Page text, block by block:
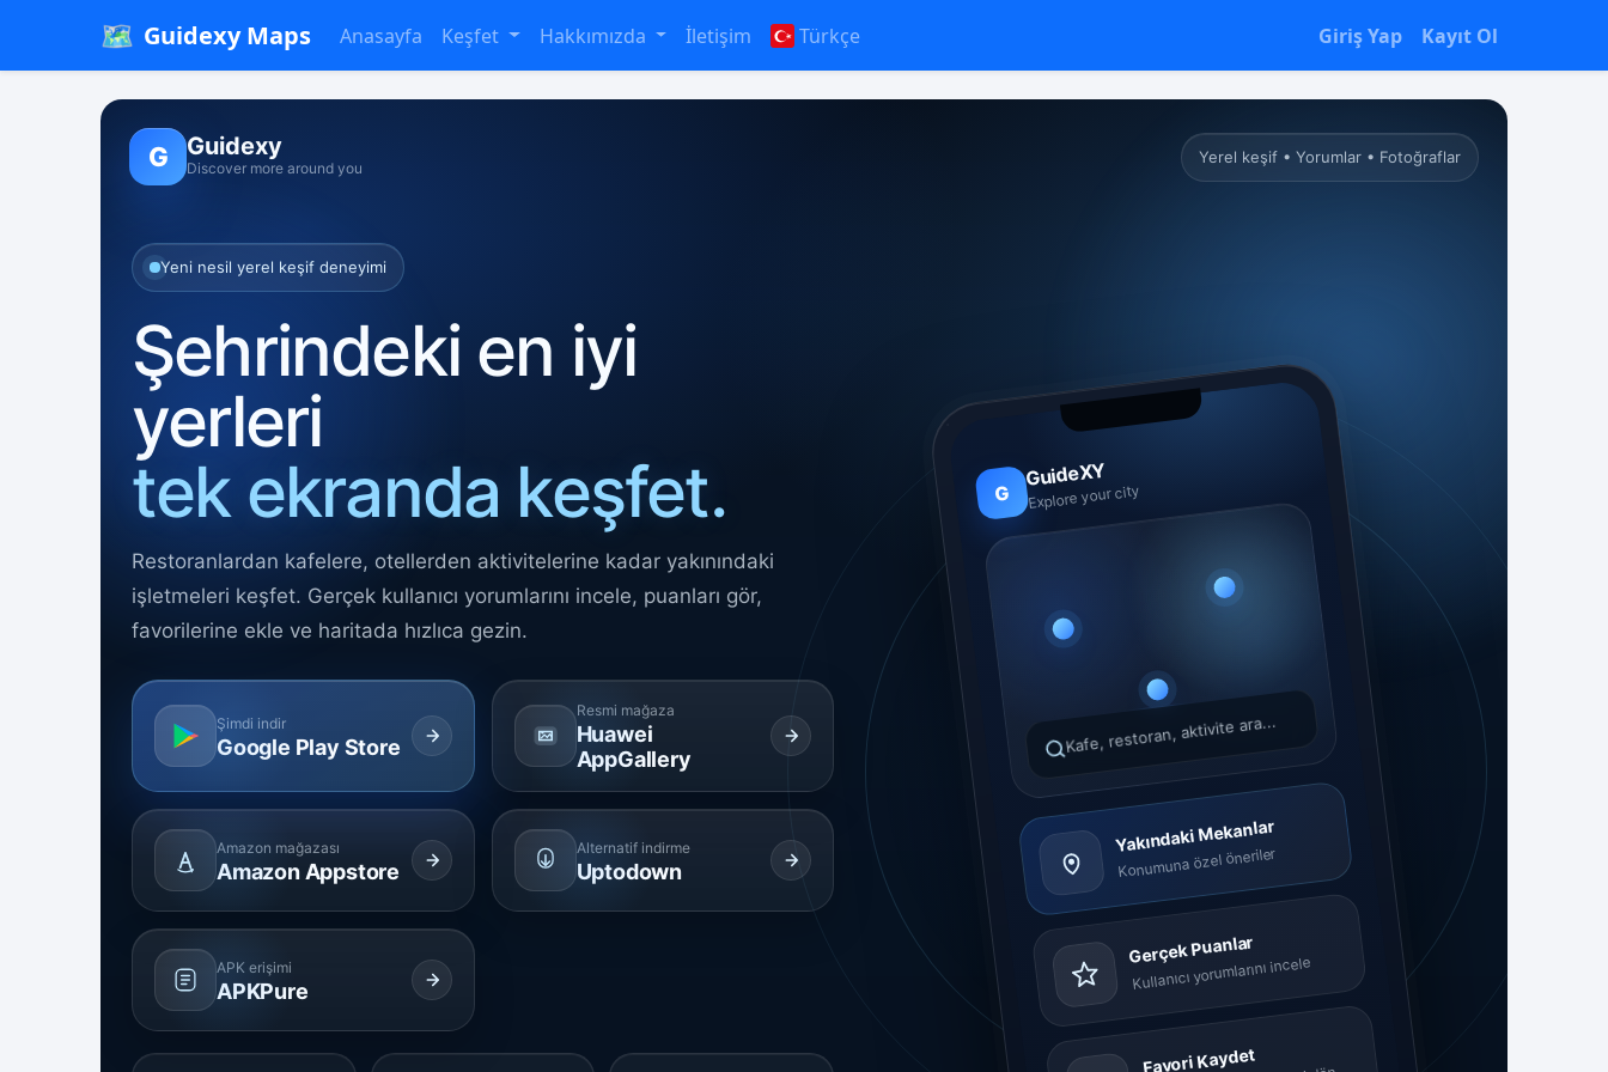
🗺️ Guidexy Maps Anasayfa Keşfet Hakkımızda İletişim Türkçe Giriş Yap Kayıt Ol
G Guidexy
Discover more around you
Yerel keşif • Yorumlar • Fotoğraflar
Yeni nesil yerel keşif deneyimi
Şehrindeki en iyi
yerleri
tek ekranda keşfet.
Restoranlardan kafelere, otellerden aktivitelerine kadar yakınındaki
işletmeleri keşfet. Gerçek kullanıcı yorumlarını incele, puanları gör,
favorilerine ekle ve haritada hızlıca gezin.
Şimdi indir
Google Play Store
Resmi mağaza
Huawei
AppGallery
Amazon mağazası
Amazon Appstore
Alternatif indirme
Uptodown
APK erişimi
APKPure
G
GuideXY
Explore your city
Kafe, restoran, aktivite ara...
Yakındaki Mekanlar
Konumuna özel öneriler
Gerçek Puanlar
Kullanıcı yorumlarını incele
Favori Kaydet